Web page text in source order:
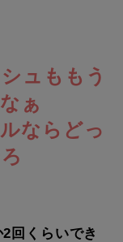
ュももう
ぁ
ならどっ
回くらいでき